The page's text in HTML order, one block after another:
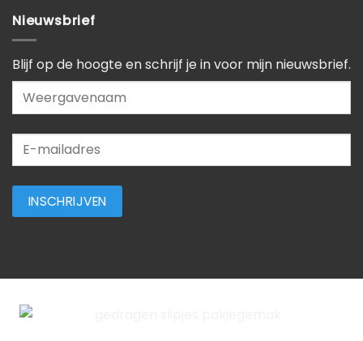
Nieuwsbrief
Blijf op de hoogte en schrijf je in voor mijn nieuwsbrief.